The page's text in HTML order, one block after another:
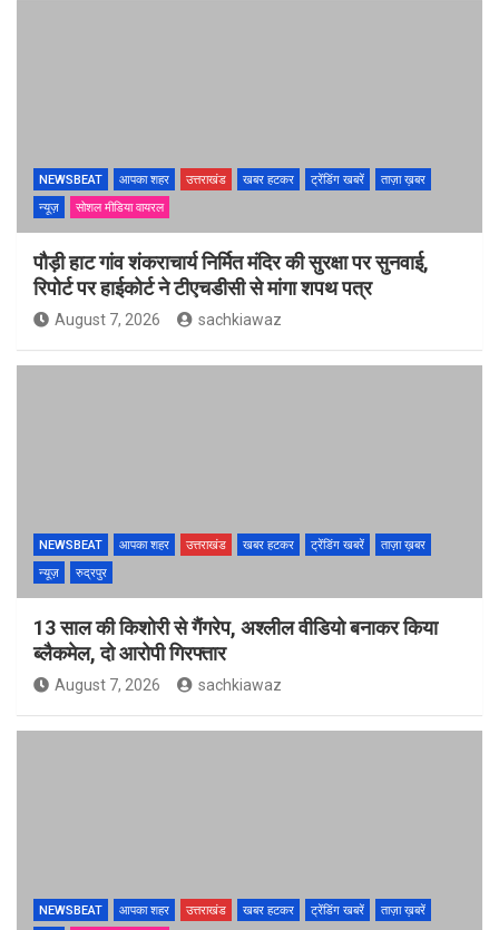
NEWSBEAT आपका शहर उत्तराखंड खबर हटकर ट्रेंडिंग खबरें
ताज़ा ख़बर
न्यूज़
सोशल मीडिया वायरल
पौड़ी हाट गांव शंकराचार्य निर्मित मंदिर की सुरक्षा पर सुनवाई,
रिपोर्ट पर हाईकोर्ट ने टीएचडीसी से मांगा शपथ पत्र
August 7, 2026 sachkiawaz
NEWSBEAT आपका शहर उत्तराखंड खबर हटकर ट्रेंडिंग खबरें
ताज़ा ख़बर
न्यूज़
रुद्रपुर
13 साल की किशोरी से गैंगरेप, अश्लील वीडियो बनाकर किया
ब्लैकमेल, दो आरोपी गिरफ्तार
August 7, 2026 sachkiawaz
NEWSBEAT आपका शहर उत्तराखंड खबर हटकर ट्रेंडिंग खबरें
ताज़ा ख़बरें